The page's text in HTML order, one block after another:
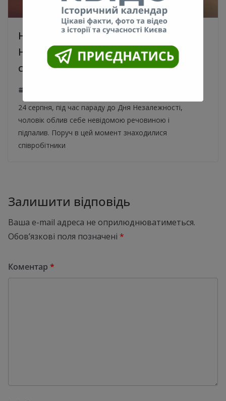
На Хрещатику під час параду до Дня
Незалежності чоловік скоїв
самопідпал. Відео
24 серпня, під час параду до Дня Незалежності,
чоловік облив себе невідомою речовиною і
підпалив. Поруч в цей момент знаходилися
співробітники
Залишити відповідь
Ваша e-mail адреса не оприлюднюватиметься.
Обов’язкові поля позначені *
Коментар *